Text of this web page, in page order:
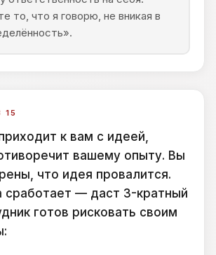
то, что я говорю, не вникая в
15
к вам с идеей,
вашему опыту. Вы
что идея провалится.
сработает — даст 3-кратный
готов рисковать своим